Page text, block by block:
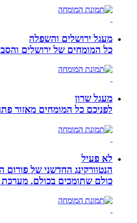
מעגל ירושלים והשפלה
כל המומחים של ירושלים
מעגל שרון
לפניכם כל המומחים מאזור
לא פעיל
הנטוורקינג החדשני של
כולם שתומכים בכולם. מערכת